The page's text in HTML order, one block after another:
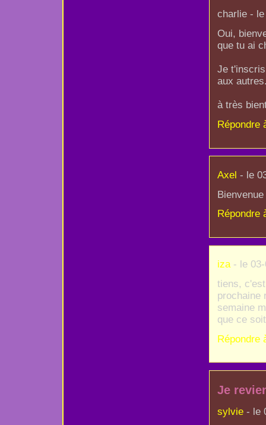
charlie -
Oui,
que tu ai
Je
aux
à très
Répondre
Axel - le
Répondre
iza- le 03-
tiens,
prochaine
semaine
que ce
Répondre
Je
sylvie- le